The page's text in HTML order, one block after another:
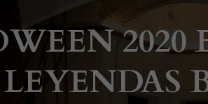
2020
LEYENDAS